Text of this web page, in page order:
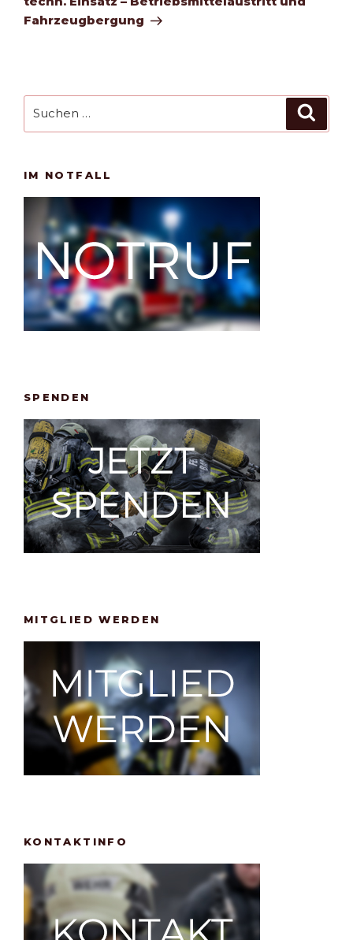
Fahrzeugbergung
nach:
IM NOTFALL
SPENDEN
MITGLIED WERDEN
KONTAKTINFO